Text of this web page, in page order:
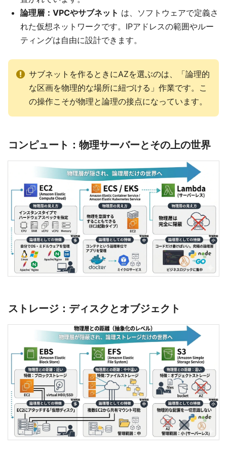
論理層：VPCやサブネット は、ソフトウェアで定義さ
れた仮想ネットワークです。IPアドレスの範囲やルー
ティングは自由に設計できます。
サブネットを作るときにAZを選ぶのは、「論理的
な区画を物理的な場所に紐づける」作業です。こ
の操作こそが物理と論理の接点になっています。
コンピュート：物理サーバーとその上の世界
ストレージ：ディスクとオブジェクト